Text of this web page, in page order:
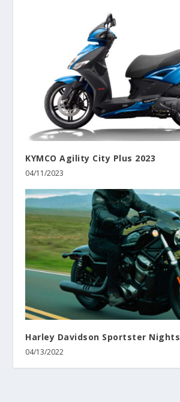
KYMCO Agility City Plus 2023
04/11/2023
Harley Davidson Sportster
04/13/2022